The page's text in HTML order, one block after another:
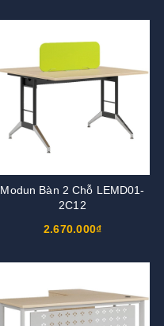
Modun Bàn 2 Chỗ LEMD01-
2C12
2.670.000₫